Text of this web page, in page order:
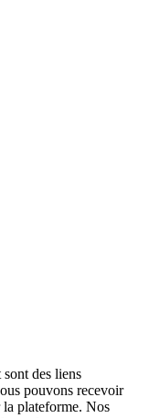
des liens
pouvons recevoir
plateforme. Nos